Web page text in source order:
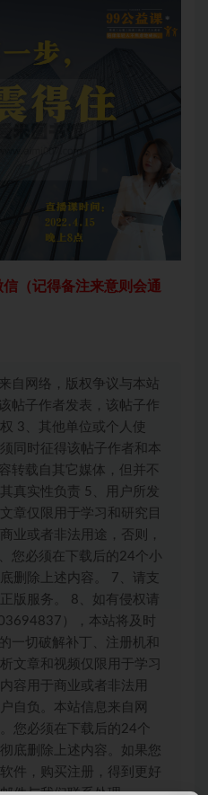
信（记得备注来意则会通
自网络，版权争议与本站
帖子作者发表，该帖子作
3、其他单位或个人使
同时征得该帖子作者和本
转载自其它媒体，但并不
真实性负责 5、用户所发
章仅限用于学习和研究目
业或者非法用途，否则，
您必须在下载后的24个小
删除上述内容。 7、请支
版服务。 8、如有侵权请
），本站将及时
一切破解补丁、注册机和
文章和视频仅限用于学习
容用于商业或者非法用
自负。本站信息来自网
您必须在下载后的24个
底删除上述内容。如果您
件，购买注册，得到更好